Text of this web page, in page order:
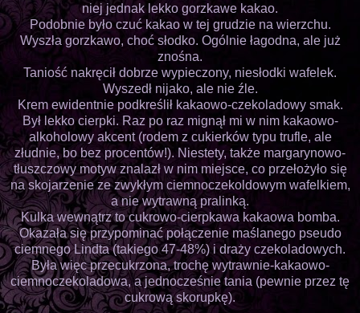
niej jednak lekko gorzkawe kakao.
Podobnie było czuć kakao w tej grudzie na wierzchu.
Wyszła gorzkawo, choć słodko. Ogólnie łagodna, ale już
znośna.
Taniość nakręcił dobrze wypieczony, niesłodki wafelek.
Wyszedł nijako, ale nie źle.
Krem ewidentnie podkreślił kakaowo-czekoladowy smak.
Był lekko cierpki. Raz po raz mignął mi w nim kakaowo-
alkoholowy akcent (rodem z cukierków typu trufle, ale
złudnie, bo bez procentów!). Niestety, także margarynowo-
tłuszczowy motyw znalazł w nim miejsce, co przełożyło się
na skojarzenie ze zwykłym ciemnoczekoldowym wafelkiem,
a nie wytrawną pralinką.
Kulka wewnątrz to cukrowo-cierpkawa kakaowa bomba.
Okazała się przypominać połączenie maślanego pseudo
ciemnego Lindta (takiego 47-48%) i draży czekoladowych.
Była więc przecukrzona, trochę wytrawnie-kakaowo-
ciemnoczekoladowa, a jednocześnie tania (pewnie przez tę
cukrową skorupkę).